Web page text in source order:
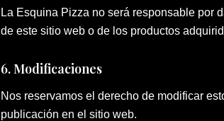
La Esquina Pizza no será responsable por
de este sitio web o de los productos
6. Modificaciones
Nos reservamos el derecho de modificar
publicación en el sitio web.